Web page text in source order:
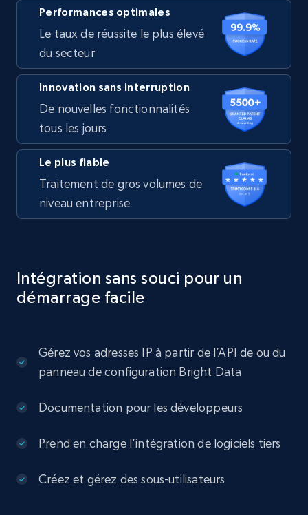
Performances optimales
Le taux de réussite le plus élevé
du secteur
Innovation sans interruption
De nouvelles fonctionnalités
tous les jours
Le plus fiable
Traitement de gros volumes de
niveau entreprise
Intégration sans souci pour un
démarrage facile
Gérez vos adresses IP à partir de l’API de ou du
panneau de configuration Bright Data
Documentation pour les développeurs
Prend en charge l’intégration de logiciels tiers
Créez et gérez des sous-utilisateurs